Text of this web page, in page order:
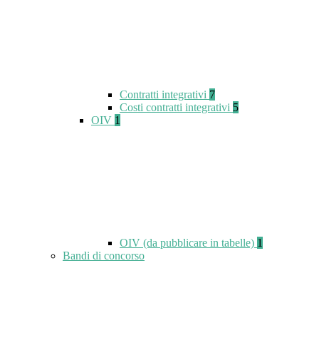
Contratti integrativi 7
Costi contratti integrativi 5
OIV 1
OIV (da pubblicare in tabelle) 1
Bandi di concorso